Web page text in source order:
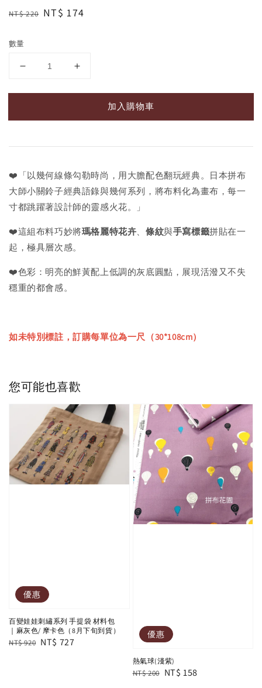
Regular
NT$ 220 Sale
NT$ 174
數量
加入購物車
❤️「以幾何線條勾勒時尚，用大膽配色翻玩經典。日本拼布
大師小關鈴子經典語錄與幾何系列，將布料化為畫布，每一
寸都跳躍著設計師的靈感火花。」
❤️這組布料巧妙將瑪格麗特花卉、條紋與手寫標籤拼貼在一
起，極具層次感。
❤️色彩：明亮的鮮黃配上低調的灰底圓點，展現活潑又不失
穩重的都會感。
如未特別標註，訂購每單位為一尺（30*108cm）
您可能也喜歡
優惠
百變娃娃刺繡系列 手提袋 材料包
｜麻灰色/ 摩卡色（8月下旬到貨）
Regular
NT$ 920 Sale
NT$ 727
優惠
熱氣球(淺紫)
Regular
NT$ 200 Sale
NT$ 158